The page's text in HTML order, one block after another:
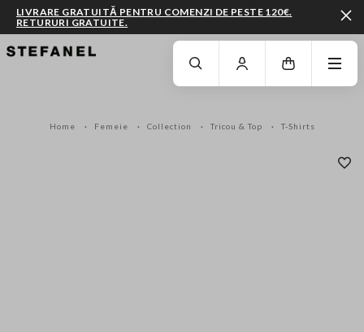
MERGI LA CONȚINUTUL PRINCIPALDERULEAZĂ ÎN JOS
LIVRARE GRATUITĂ PENTRU COMENZI DE PESTE 120€.
RETURURI GRATUITE.
Home Femeie Collection Tricou & Top T-Shirts